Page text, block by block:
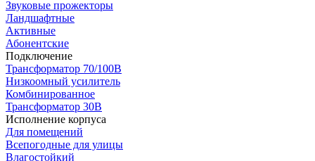
Звуковые прожекторы
Ландшафтные
Активные
Абонентские
Подключение
Трансформатор 70/100В
Низкоомный усилитель
Комбинированное
Трансформатор 30В
Исполнение корпуса
Для помещений
Всепогодные для улицы
Влагостойкий